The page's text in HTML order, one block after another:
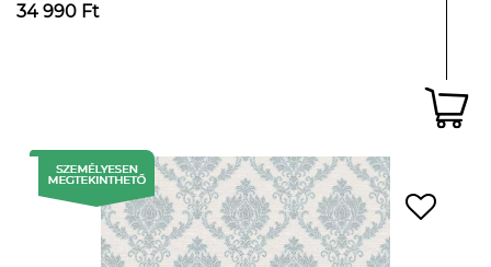
34 990 Ft